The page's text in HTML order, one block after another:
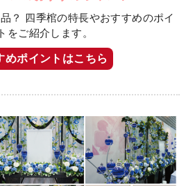
？ 四季棺の特長やおすすめのポイ
をご紹介します。
めポイントはこちら